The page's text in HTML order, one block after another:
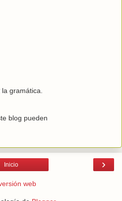
gramática.
blog pueden
›
Inicio
web